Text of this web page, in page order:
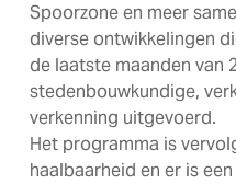
Spoorzone en meer
diverse ontwikkelingen
de laatste maanden van
stedenbouwkundige,
verkenning uitgevoerd.
Het programma is
haalbaarheid en er is